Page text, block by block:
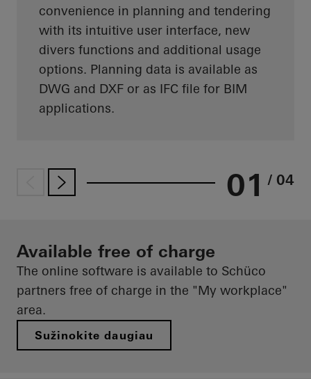
convenience in planning and tendering
with its intuitive user interface, new
divers functions and additional usage
options. Planning data is available as
DWG and DXF or as IFC file for BIM
applications.
01 / 04
Available free of charge
The online software is available to Schüco
partners free of charge in the "My workplace"
area.
Sužinokite daugiau